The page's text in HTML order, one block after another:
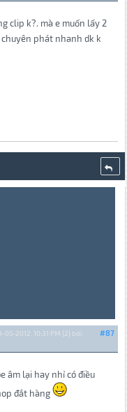
clip k?. mà e muốn lấy 2
chuyên phát nhanh dk k
#87
05-2012, 10:31 PM {2} bởi
âm lại hay nhỉ có điều
đắt hàng